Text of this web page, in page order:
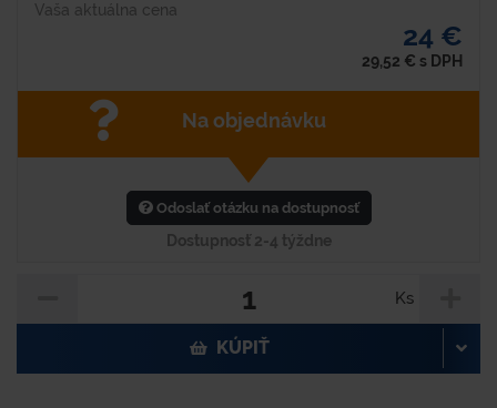
Vaša aktuálna cena
24 €
29,52 € s DPH
Na objednávku
Odoslať otázku na dostupnosť
Dostupnosť 2-4 týždne
Ks
KÚPIŤ